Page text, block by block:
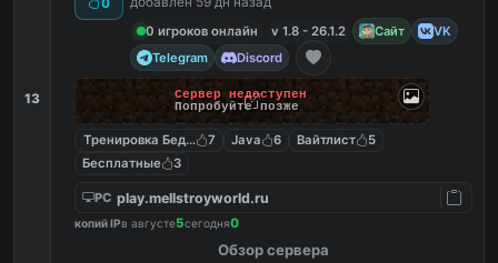
13
0 игроков онлайн
v 1.8 - 26.1.2 Сайт
VK
Telegram
Discord
Сервер недоступен
Попробуйте позже
Тренировка Бед Варс
7 Java 6 Вайтлист
5
Бесплатные
3
PC play.mellstroyworld.ru
копий IPв августе5сегодня0
Обзор сервера